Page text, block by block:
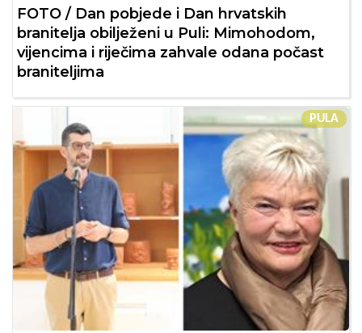
FOTO / Dan pobjede i Dan hrvatskih
branitelja obilježeni u Puli: Mimohodom,
vijencima i riječima zahvale odana počast
braniteljima
PULA